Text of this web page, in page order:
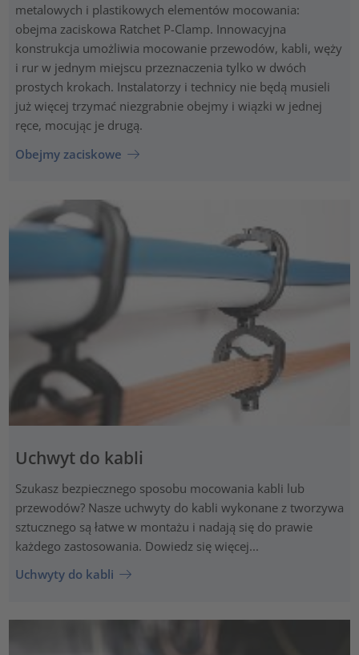
metalowych i plastikowych elementów mocowania:
obejma zaciskowa Ratchet P-Clamp. Innowacyjna
konstrukcja umożliwia mocowanie przewodów, kabli, węży
i rur w jednym miejscu przeznaczenia tylko w dwóch
prostych krokach. Instalatorzy i technicy nie będą musieli
już więcej trzymać niezgrabnie obejmy i wiązki w jednej
ręce, mocując je drugą.
Obejmy zaciskowe
Uchwyt do kabli
Szukasz bezpiecznego sposobu mocowania kabli lub
przewodów? Nasze uchwyty do kabli wykonane z tworzywa
sztucznego są łatwe w montażu i nadają się do prawie
każdego zastosowania. Dowiedz się więcej...
Uchwyty do kabli